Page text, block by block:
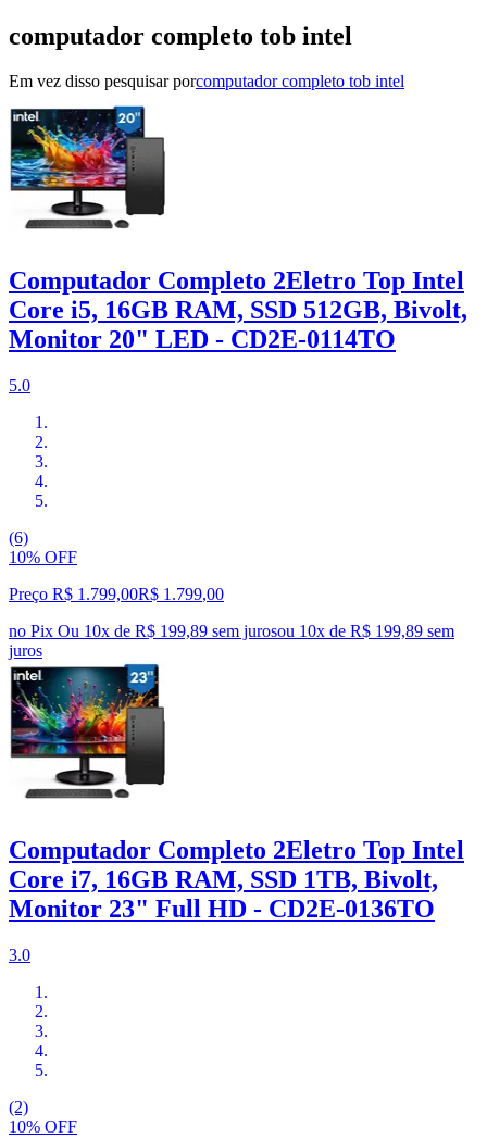
computador completo tob intel
Em vez disso pesquisar porcomputador completo tob intel
Computador Completo 2Eletro Top Intel
Core i5, 16GB RAM, SSD 512GB, Bivolt,
Monitor 20" LED - CD2E-0114TO
5.0
(6)
10% OFF
Preço R$ 1.799,00R$ 1.799,00
no Pix Ou 10x de R$ 199,89 sem jurosou 10x de R$ 199,89 sem
juros
Computador Completo 2Eletro Top Intel
Core i7, 16GB RAM, SSD 1TB, Bivolt,
Monitor 23" Full HD - CD2E-0136TO
3.0
(2)
10% OFF